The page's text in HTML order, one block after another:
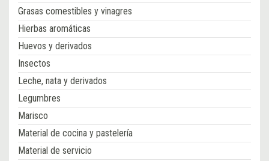
Grasas comestibles y vinagres
Hierbas aromáticas
Huevos y derivados
Insectos
Leche, nata y derivados
Legumbres
Marisco
Material de cocina y pastelería
Material de servicio